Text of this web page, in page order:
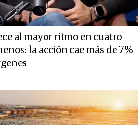
al mayor ritmo en cuatro
la acción cae más de 7%